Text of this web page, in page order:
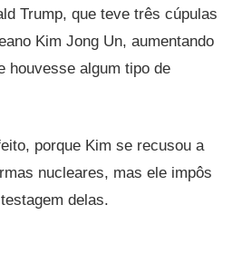
Trump, que teve três cúpulas
Kim Jong Un, aumentando
houvesse algum tipo de
porque Kim se recusou a
nucleares, mas ele impôs
delas.